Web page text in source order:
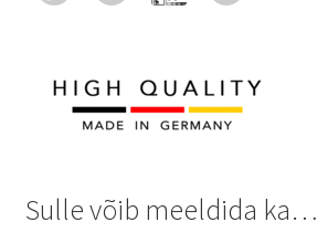
Sulle võib meeldida ka…